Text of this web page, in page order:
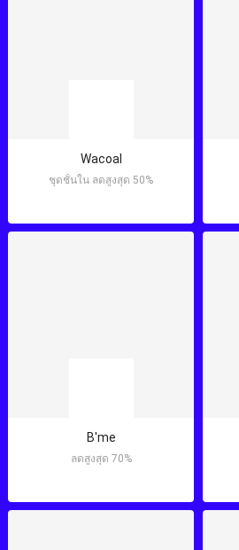
Wacoal
ชุดชั้นใน ลดสูงสุด 50%
B'me
ลดสูงสุด 70%